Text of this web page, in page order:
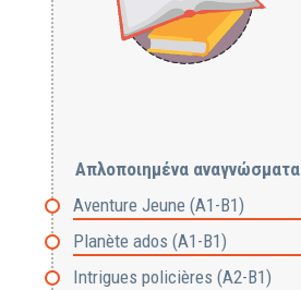
Απλοποιημένα αναγνώσματα
Aventure Jeune (Α1-Β1)
Planète ados (Α1-Β1)
Intrigues policières (Α2-Β1)